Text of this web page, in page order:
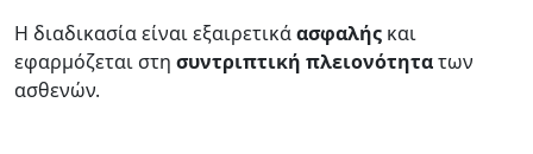
Η διαδικασία είναι εξαιρετικάασφαλής και
εφαρμόζεται στη συντριπτική πλειονότητατων
ασθενών.